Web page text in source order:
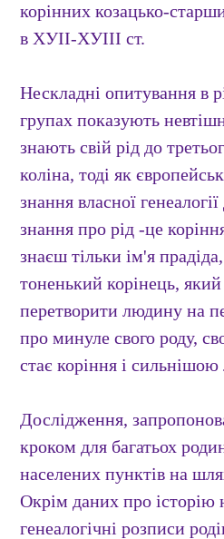
корінних козацько-
в ХУІІ-ХУІІІ ст.
Нескладні опитування в
групах показують
знають свій рід до
коліна, тоді як
знання власної
знання про рід -це
знаєш тільки ім'я
тоненький корінець,
перетворити людину на
про минуле свого роду,
стає коріння і
Дослідження,
кроком для багатьох
населених пунктів на
Окрім даних про історію
генеалогічні розписи